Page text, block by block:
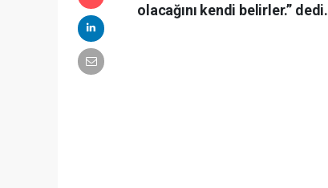
olacağını kendi belirler.” dedi.